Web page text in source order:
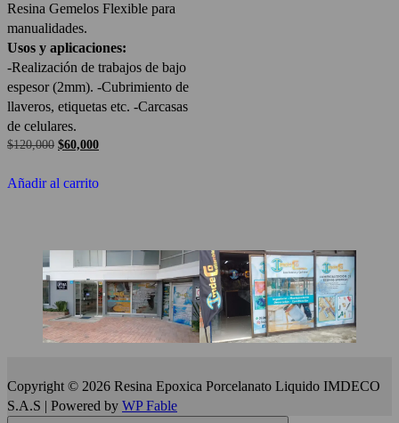
Resina Gemelos Flexible para
manualidades.
Usos y aplicaciones:
-Realización de trabajos de bajo
espesor (2mm). -Cubrimiento de
llaveros, etiquetas etc. -Carcasas
de celulares.
$120,000 El
original
$60,000El
Añadir al carrito
Copyright © 2026 Resina Epoxica Porcelanato Liquido IMDECO
S.A.S | Powered by WP Fable